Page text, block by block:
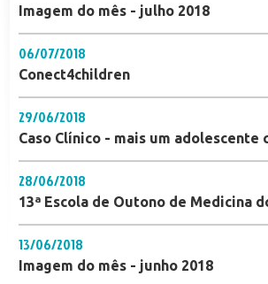
Imagem do mês - julho 2018
06/07/2018
Conect4children
29/06/2018
Caso Clínico - mais um adolescente
28/06/2018
13ª Escola de Outono de Medicina
13/06/2018
Imagem do mês - junho 2018